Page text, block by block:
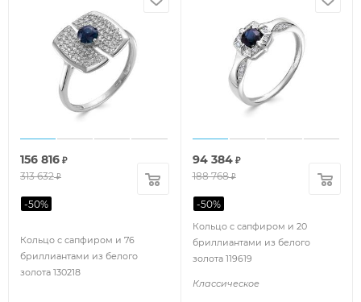
Кольцо с сапфиром и 76
бриллиантами из белого
золота 130218
156 816 ₽
313 632₽
-50%
Кольцо с сапфиром и 20
бриллиантами из белого
золота 119619
Классическое
94 384₽
188 768₽
-50%